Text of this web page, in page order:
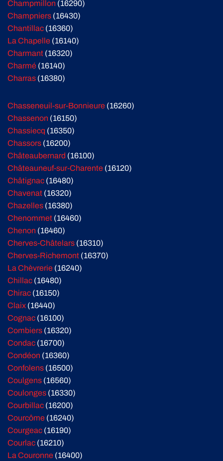
Champmillon (16290)
Champniers (16430)
Chantillac (16360)
La Chapelle (16140)
Charmant (16320)
Charmé (16140)
Charras (16380)
Chasseneuil-sur-Bonnieure (16260)
Chassenon (16150)
Chassiecq (16350)
Chassors (16200)
Châteaubernard (16100)
Châteauneuf-sur-Charente (16120)
Châtignac (16480)
Chavenat (16320)
Chazelles (16380)
Chenommet (16460)
Chenon (16460)
Cherves-Châtelars (16310)
Cherves-Richemont (16370)
La Chèvrerie (16240)
Chillac (16480)
Chirac (16150)
Claix (16440)
Cognac (16100)
Combiers (16320)
Condac (16700)
Condéon (16360)
Confolens (16500)
Coulgens (16560)
Coulonges (16330)
Courbillac (16200)
Courcôme (16240)
Courgeac (16190)
Courlac (16210)
La Couronne (16400)